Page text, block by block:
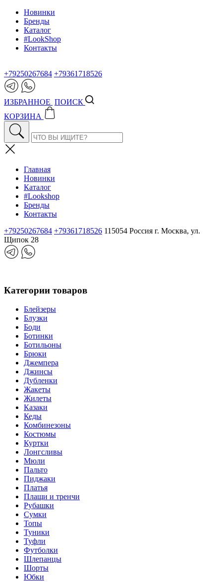
Новинки
Бренды
Каталог
#LookShop
Контакты
+79250267684 +79361718526
ИЗБРАННОЕ ПОИСК
КОРЗИНА
Главная
Новинки
Каталог
#Lookshop
Бренды
Контакты
+79250267684 +79361718526 115054 Россия г. Москва, ул.
Щипок 28
Категории товаров
Блейзеры
Блузки
Боди
Ботинки
Ботильоны
Брюки
Джемпера
Джинсы
Дубленки
Жакеты
Жилеты
Казаки
Кеды
Комбинезоны
Костюмы
Куртки
Лонгсливы
Мюли
Пальто
Пиджаки
Платья
Плащи и тренчи
Рубашки
Сумки
Топы
Туники
Туфли
Футболки
Шлепанцы
Шорты
Юбки